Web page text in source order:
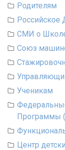
Родителям
СМИ о
Союз
Ученикам
Программы
Центр